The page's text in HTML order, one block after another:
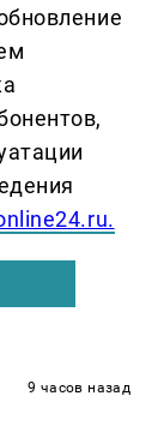
9 часов назад